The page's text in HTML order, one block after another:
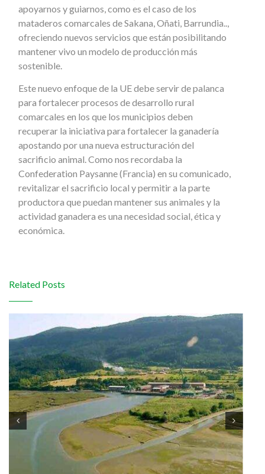
apoyarnos y guiarnos, como es el caso de los
mataderos comarcales de Sakana, Oñati, Barrundia..,
ofreciendo nuevos servicios que están posibilitando
mantener vivo un modelo de producción más
sostenible.
Este nuevo enfoque de la UE debe servir de palanca
para fortalecer procesos de desarrollo rural
comarcales en los que los municipios deben
recuperar la iniciativa para fortalecer la ganadería
apostando por una nueva estructuración del
sacrificio animal. Como nos recordaba la
Confederation Paysanne (Francia) en su comunicado,
revitalizar el sacrificio local y permitir a la parte
productora que puedan mantener sus animales y la
actividad ganadera es una necesidad social, ética y
económica.
Related Posts